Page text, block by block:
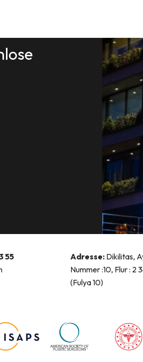
55
Adresse: Dikilitas,
Nummer :10, Flur : 2
(Fulya 10)